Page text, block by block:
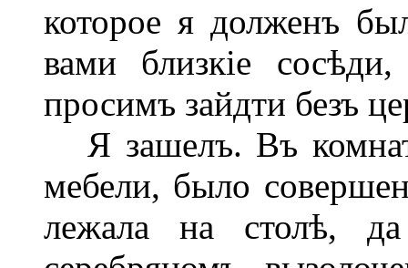
которое я долженъ
вами близкіе
просимъ зайдти безъ
Я зашелъ. Въ
мебели, было
лежала на столѣ,